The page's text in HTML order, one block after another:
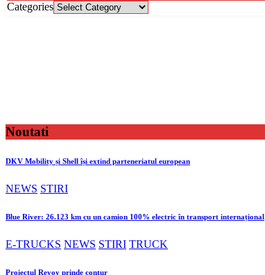
Categories
Noutati
DKV Mobility și Shell își extind parteneriatul european
NEWS STIRI
Blue River: 26.123 km cu un camion 100% electric în transport internațional
E-TRUCKS NEWS STIRI TRUCK
Proiectul Revoy prinde contur